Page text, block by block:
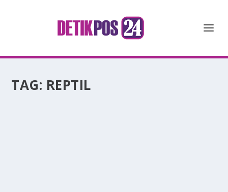
TAG: REPTIL